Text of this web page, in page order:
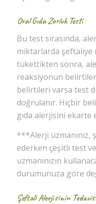
Oral Gıda Zorluk Testi
Bu test sırasında,
miktarlarda şeftaliye
tükettikten sonra,
reaksiyonun
belirtileri varsa test
doğrulanır. Hiçbir
gıda alerjisini ekarte
***Alerji uzmanınız,
ederken çeşitli test
uzmanınızın
durumunuza göre
Şeftali Alerjisinin